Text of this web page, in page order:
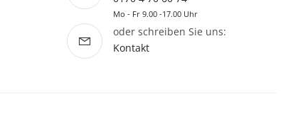
Mo - Fr 9.00 -17.00 Uhr
oder schreiben Sie uns:
Kontakt